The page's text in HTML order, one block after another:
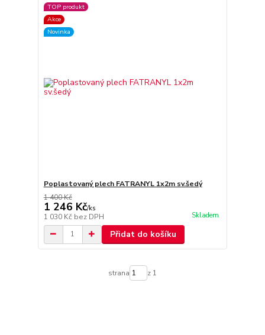
TOP produkt
Akce
Novinka
Poplastovaný plech FATRANYL 1x2m sv.šedý
1 400 Kč
1 246 Kč/ks
1 030 Kč bez DPH Skladem
Přidat do košíku
strana z 1